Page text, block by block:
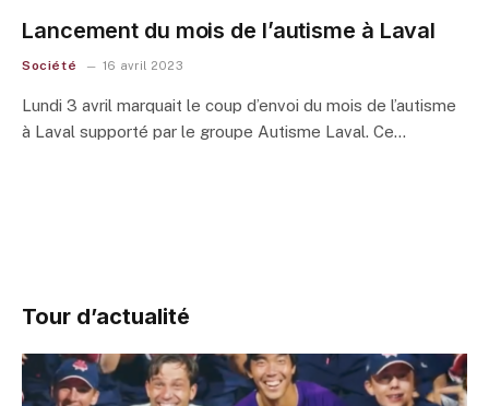
Lancement du mois de l’autisme à Laval
Société 16 avril 2023
Lundi 3 avril marquait le coup d’envoi du mois de l’autisme
à Laval supporté par le groupe Autisme Laval. Ce…
Tour d’actualité